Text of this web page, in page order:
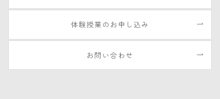
体験授業のお申し込み
お問い合わせ